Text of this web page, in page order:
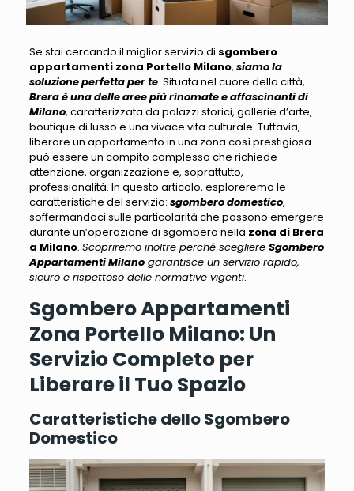
Se stai cercando il miglior servizio di sgombero
appartamenti zona Portello Milano, siamo la
soluzione perfetta per te. Situata nel cuore della città,
Brera è una delle aree più rinomate e affascinanti di
Milano, caratterizzata da palazzi storici, gallerie d’arte,
boutique di lusso e una vivace vita culturale. Tuttavia,
liberare un appartamento in una zona così prestigiosa
può essere un compito complesso che richiede
attenzione, organizzazione e, soprattutto,
professionalità. In questo articolo, esploreremo le
caratteristiche del servizio: sgombero domestico,
soffermandoci sulle particolarità che possono emergere
durante un’operazione di sgombero nella zona di Brera
a Milano. Scopriremo inoltre perché scegliere Sgombero
Appartamenti Milanogarantisce un servizio rapido,
sicuro e rispettoso delle normative vigenti.
Sgombero Appartamenti
Zona Portello Milano: Un
Servizio Completo per
Liberare il Tuo Spazio
Caratteristiche dello Sgombero
Domestico